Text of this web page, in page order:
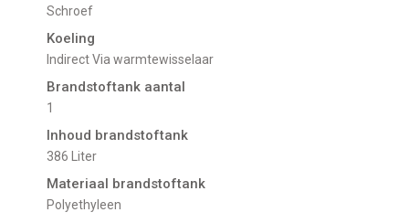
schroef
Koeling
indirect Via warmtewisselaar
Brandstoftank aantal
1
Inhoud brandstoftank
386 Liter
Materiaal brandstoftank
Polyethyleen